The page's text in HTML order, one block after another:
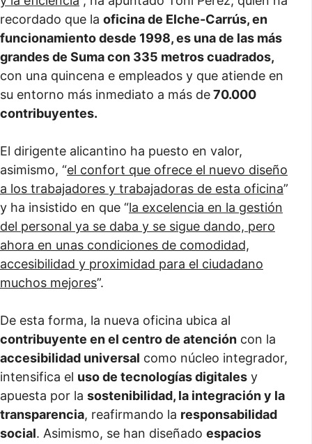
recordado que la oficina de Elche-Carrús, en
funcionamiento desde 1998, es una de las más
grandes de Suma con 335 metros cuadrados,
con una quincena e empleados y que atiende en
su entorno más inmediato a más de70.000
contribuyentes.
El dirigente alicantino ha puesto en valor,
asimismo, “el confort que ofrece el nuevo diseño
a los trabajadores y trabajadoras de esta oficina”
y ha insistido en que “la excelencia en la gestión
del personal ya se daba y se sigue dando, pero
ahora en unas condiciones de comodidad,
accesibilidad y proximidad para el ciudadano
muchos mejores”.
De esta forma, la nueva oficina ubica al
contribuyente en el centro de atención con la
accesibilidad universal como núcleo integrador,
intensifica el uso de tecnologías digitales y
apuesta por la sostenibilidad, la integración y la
transparencia, reafirmando la responsabilidad
social. Asimismo, se han diseñado espacios